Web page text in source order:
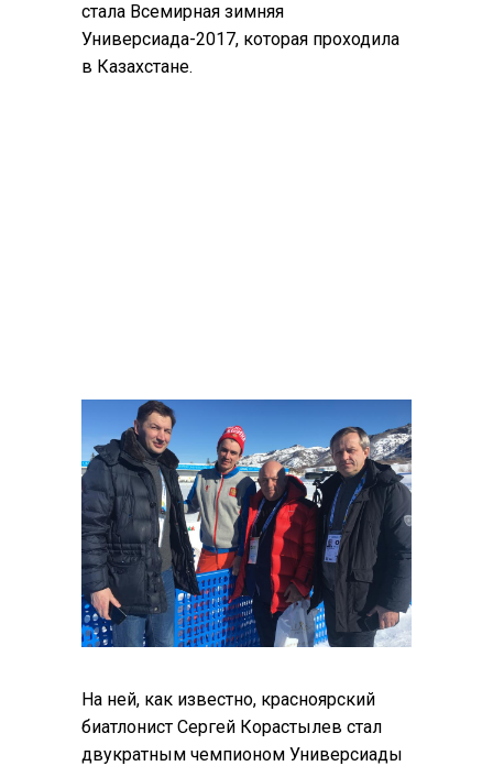
стала Всемирная зимняя
Универсиада-2017, которая проходила
в Казахстане.
На ней, как известно, красноярский
биатлонист Сергей Корастылев стал
двукратным чемпионом Универсиады